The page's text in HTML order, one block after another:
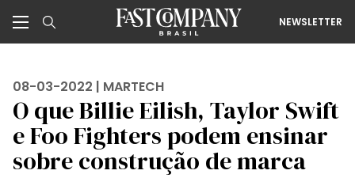
NEWSLETTER
08-03-2022 | MARTECH
O que Billie Eilish, Taylor Swift
e Foo Fighters podem ensinar
sobre construção de marca